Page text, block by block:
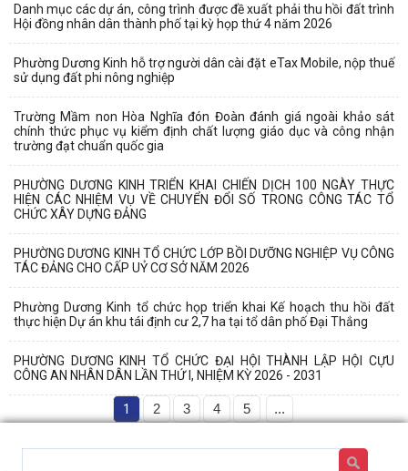
Danh mục các dự án, công trình được đề xuất phải thu hồi đất trình
Hội đồng nhân dân thành phố tại kỳ họp thứ 4 năm 2026
Phường Dương Kinh hỗ trợ người dân cài đặt eTax Mobile, nộp thuế
sử dụng đất phi nông nghiệp
Trường Mầm non Hòa Nghĩa đón Đoàn đánh giá ngoài khảo sát
chính thức phục vụ kiểm định chất lượng giáo dục và công nhận
trường đạt chuẩn quốc gia
PHƯỜNG DƯƠNG KINH TRIỂN KHAI CHIẾN DỊCH 100 NGÀY THỰC
HIỆN CÁC NHIỆM VỤ VỀ CHUYỂN ĐỔI SỐ TRONG CÔNG TÁC TỔ
CHỨC XÂY DỰNG ĐẢNG
PHƯỜNG DƯƠNG KINH TỔ CHỨC LỚP BỒI DƯỠNG NGHIỆP VỤ CÔNG
TÁC ĐẢNG CHO CẤP UỶ CƠ SỞ NĂM 2026
Phường Dương Kinh tổ chức họp triển khai Kế hoạch thu hồi đất
thực hiện Dự án khu tái định cư 2,7 ha tại tổ dân phố Đại Thắng
PHƯỜNG DƯƠNG KINH TỔ CHỨC ĐẠI HỘI THÀNH LẬP HỘI CỰU
CÔNG AN NHÂN DÂN LẦN THỨ I, NHIỆM KỲ 2026 - 2031
1 2 3 4 5 ...